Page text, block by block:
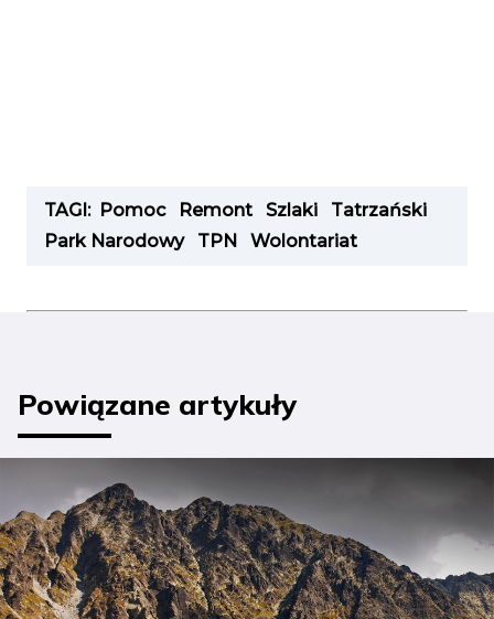
TAGI: Pomoc Remont Szlaki
Tatrzański
Park Narodowy
TPN Wolontariat
Powiązane artykuły